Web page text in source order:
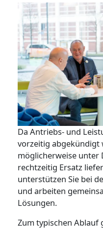
Da Antriebs- und
vorzeitig abgekündigt
möglicherweise unter
rechtzeitig Ersatz
unterstützen Sie bei
und arbeiten
Lösungen.
Zum typischen Ablauf